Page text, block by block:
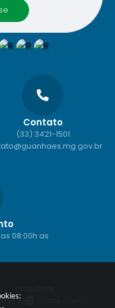
Contato
(33) 3421-1501
08:00h as
08:53